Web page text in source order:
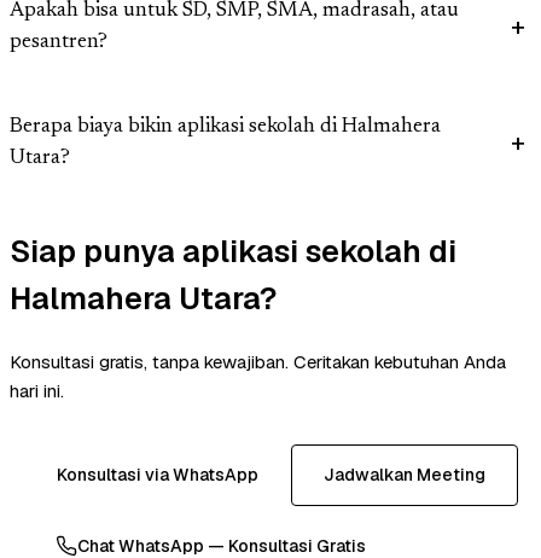
Apakah bisa untuk SD, SMP, SMA, madrasah, atau
pesantren?
Berapa biaya bikin aplikasi sekolah di Halmahera
Utara?
Siap punya aplikasi sekolah di
Halmahera Utara?
Konsultasi gratis, tanpa kewajiban. Ceritakan kebutuhan Anda
hari ini.
Konsultasi via WhatsApp Jadwalkan Meeting
Chat WhatsApp — Konsultasi Gratis